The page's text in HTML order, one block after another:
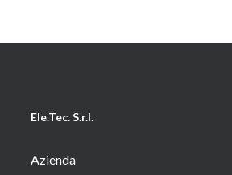
Ele.Tec. S.r.l.
Azienda